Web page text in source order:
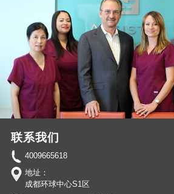
联系我们
4009665618
地址：
成都环球中心S1区